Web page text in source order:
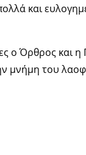
και
ο Όρθρος και
μνήμη του